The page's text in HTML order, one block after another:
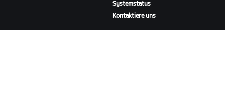
Systemstatus
Kontaktiere uns